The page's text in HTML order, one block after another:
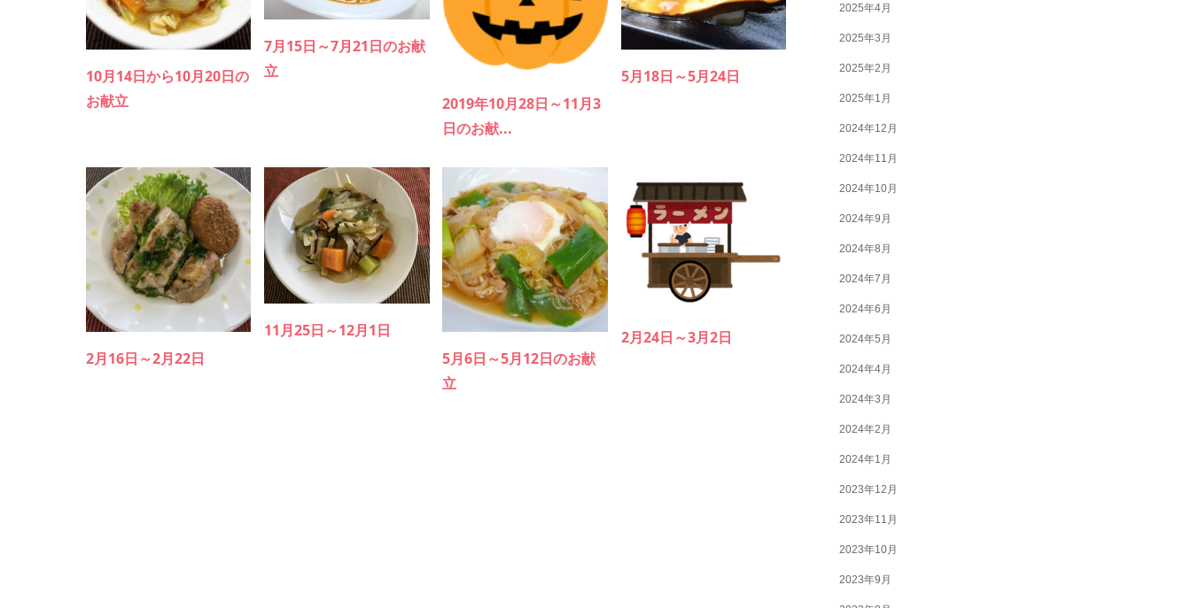
10月14日から10月20日の
お献立
7月15日～7月21日のお献
立
2019年10月28日～11月3
日のお献...
5月18日～5月24日
2月16日～2月22日
11月25日～12月1日
5月6日～5月12日のお献
立
2月24日～3月2日
2025年4月
2025年3月
2025年2月
2025年1月
2024年12月
2024年11月
2024年10月
2024年9月
2024年8月
2024年7月
2024年6月
2024年5月
2024年4月
2024年3月
2024年2月
2024年1月
2023年12月
2023年11月
2023年10月
2023年9月